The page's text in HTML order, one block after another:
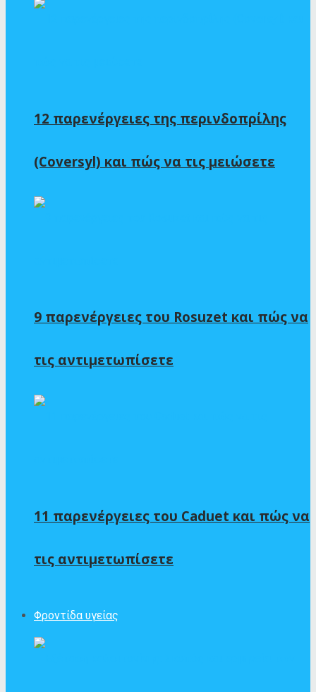
12 παρενέργειες της περινδοπρίλης
(Coversyl) και πώς να τις μειώσετε
9 παρενέργειες του Rosuzet και πώς να
τις αντιμετωπίσετε
11 παρενέργειες του Caduet και πώς να
τις αντιμετωπίσετε
Φροντίδα υγείας